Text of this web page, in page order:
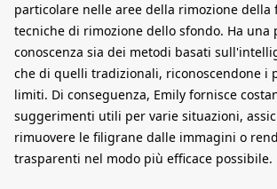
particolare nelle aree della rimozione della
tecniche di rimozione dello sfondo. Ha una
conoscenza sia dei metodi basati
che di quelli tradizionali, riconoscendone i
limiti. Di conseguenza, Emily fornisce
suggerimenti utili per varie situazioni,
rimuovere le filigrane dalle immagini o
trasparenti nel modo più efficace possibile.